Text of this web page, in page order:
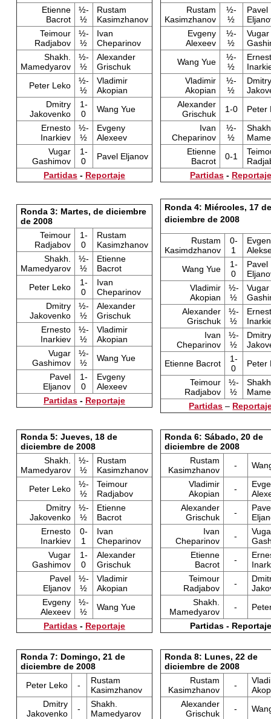
Etienne
Bacrot
½-
½
Rustam
Kasimzhanov
Teimour
Radjabov
½-
½
Ivan
Cheparinov
Shakh.
Mamedyarov
½-
½
Alexander
Grischuk
Peter Leko
½-
½
Vladimir
Akopian
Dmitry
Jakovenko
1-
0
Wang Yue
Ernesto
Inarkiev
½-
½
Evgeny
Alexeev
Vugar
Gashimov
1-
0
Pavel Eljanov
Partidas- Reportaje
Rustam
Kasimzhanov
½-
½
Pavel
Evgeny
Alexeev
½-
½
Vugar
Wang Yue
½-
½
Vladimir
Akopian
½-
½
Dmitry
Alexander
Grischuk
1-0
Peter
Ivan
Cheparinov
½-
½
Etienne
Bacrot
0-1
Partidas- Reportaje
Ronda 3: Martes, de diciembre
de 2008
Teimour
Radjabov
1-
0
Rustam
Kasimzhanov
Shakh.
Mamedyarov
½-
½
Etienne
Bacrot
Peter Leko
1-
0
Ivan
Cheparinov
Dmitry
Jakovenko
½-
½
Alexander
Grischuk
Ernesto
Inarkiev
½-
½
Vladimir
Akopian
Vugar
Gashimov
½-
½
Wang Yue
Pavel
Eljanov
1-
0
Evgeny
Alexeev
Partidas- Reportaje
Ronda 4: Miércoles, 17 de
diciembre de 2008
Rustam
Kasimdzhanov
0-
1
Wang Yue
1-
0
Pavel
Vladimir
Akopian
½-
½
Vugar
Alexander
Grischuk
½-
½
Ivan
Cheparinov
½-
½
Dmitry
Etienne Bacrot
1-
0
Peter
Teimour
Radjabov
½-
½
Partidas –
Ronda 5: Jueves, 18 de
diciembre de 2008
Shakh.
Mamedyarov
½-
½
Rustam
Kasimzhanov
Peter Leko
½-
½
Teimour
Radjabov
Dmitry
Jakovenko
½-
½
Etienne
Bacrot
Ernesto
Inarkiev
0-
1
Ivan
Cheparinov
Vugar
Gashimov
1-
0
Alexander
Grischuk
Pavel
Eljanov
½-
½
Vladimir
Akopian
Evgeny
Alexeev
½-
½
Wang Yue
Partidas- Reportaje
Ronda 6: Sábado, 20 de
diciembre de 2008
Rustam
Kasimzhanov
-
Vladimir
Akopian
-
Alexander
Grischuk
-
Ivan
Cheparinov
-
Etienne
Bacrot
-
Teimour
Radjabov
-
Shakh.
Mamedyarov
-
Partidas - Reportaje
Ronda 7: Domingo, 21 de
diciembre de 2008
Peter Leko
-
Rustam
Kasimzhanov
Dmitry
Jakovenko
-
Shakh.
Mamedyarov
Ronda 8: Lunes, 22 de
diciembre de 2008
Rustam
Kasimzhanov
-
Alexander
Grischuk
-